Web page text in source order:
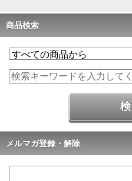
商品検索
メルマガ登録・解除